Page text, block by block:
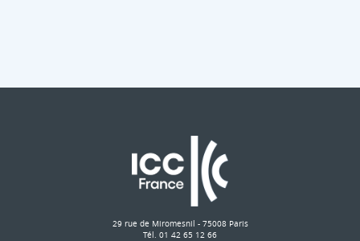
29 rue de Miromesnil - 75008 Paris
Tél. 01 42 65 12 66